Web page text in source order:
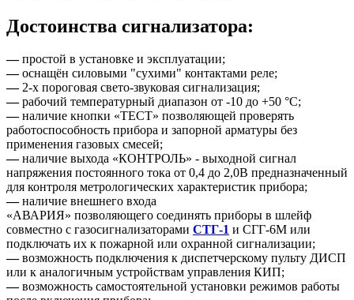
Достоинства сигнализатора:
—простой в установке и эксплуатации;
—оснащён силовыми "сухими" контактами реле;
—2-х пороговая свето-звуковая сигнализация;
—рабочий температурный диапазон от -10 до +50 °C;
—наличие кнопки «ТЕСТ» позволяющей проверять
работоспособность прибора и запорной арматуры без
применения газовых смесей;
—наличие выхода «КОНТРОЛЬ» - выходной сигнал
напряжения постоянного тока от 0,4 до 2,0В предназначенный
для контроля метрологических характеристик прибора;
—наличие внешнего входа
«АВАРИЯ» позволяющего соединять приборы в шлейф
совместно с газосигнализаторами СТГ-1 и СГГ-6М или
подключать их к пожарной или охранной сигнализации;
—возможность подключения к диспетчерскому пульту ДИСП
или к аналогичным устройствам управления КИП;
—возможность самостоятельной установки режимов работы